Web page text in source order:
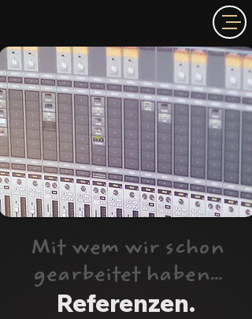
Mit wem wir schon
gearbeitet haben...
Referenzen.